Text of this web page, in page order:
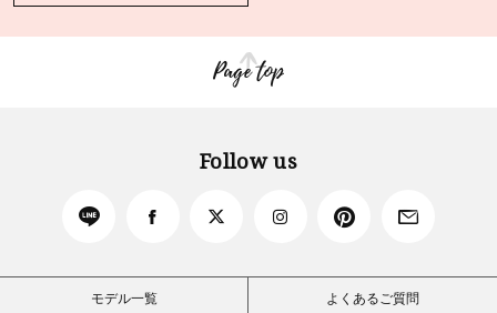
Page top
Follow us
モデル一覧 よくあるご質問